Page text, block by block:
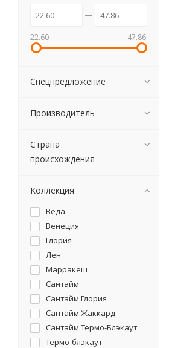
22.60 47.86
Спецпредложение
Производитель
Страна
происхождения
Коллекция
Веда
Венеция
Глория
Лен
Марракеш
Сантайм
Сантайм Глория
Сантайм Жаккард
Сантайм Термо-Блэкаут
Термо-блэкаут